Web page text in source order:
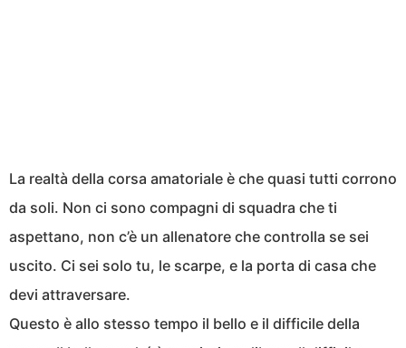
La realtà della corsa amatoriale è che quasi tutti corrono
da soli. Non ci sono compagni di squadra che ti
aspettano, non c’è un allenatore che controlla se sei
uscito. Ci sei solo tu, le scarpe, e la porta di casa che
devi attraversare.
Questo è allo stesso tempo il bello e il difficile della